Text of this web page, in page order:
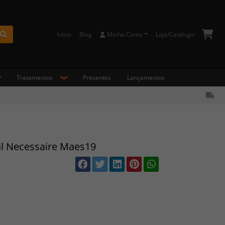
Início Blog Minha Conta Loja/Catálogo
Tratamentos Presentes Lançamentos
Necessaire Maes19